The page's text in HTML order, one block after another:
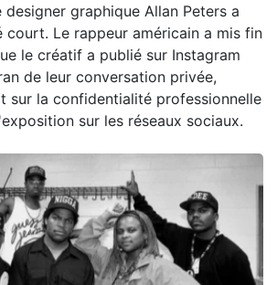
graphique Allan Peters a
court. Le rappeur américain a mis fin
le créatif a publié sur Instagram
de leur conversation privée,
sur la confidentialité professionnelle
sur les réseaux sociaux.